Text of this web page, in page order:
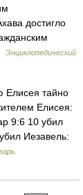
достигло
Энциклопедический
Елисея тайно
Елисея:
9:6 10 убил
Иезавель: